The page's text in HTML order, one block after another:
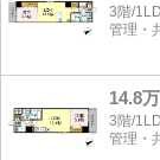
3階/
管理・
14.8
3階/
管理・